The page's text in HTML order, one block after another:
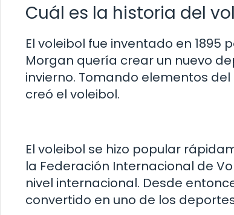
Cuál es la historia del
El voleibol fue inventado en 1895
Morgan quería crear un nuevo
invierno. Tomando elementos
creó el voleibol.
El voleibol se hizo popular
la Federación Internacional de
nivel internacional. Desde
convertido en uno de los